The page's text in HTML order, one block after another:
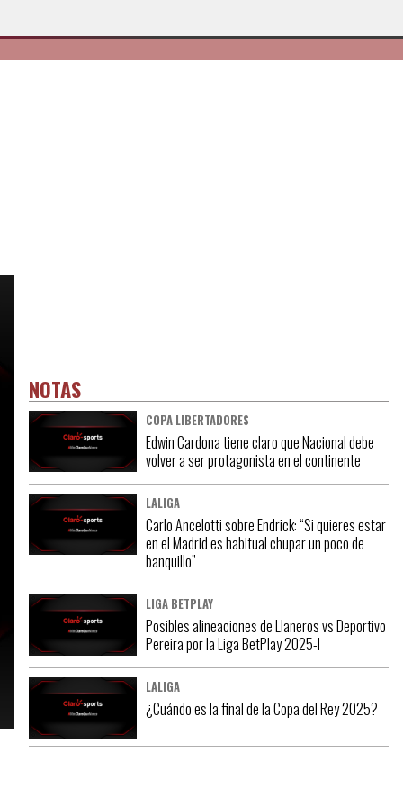
NOTAS
COPA LIBERTADORES
Edwin Cardona tiene claro que Nacional debe
volver a ser protagonista en el continente
LALIGA
Carlo Ancelotti sobre Endrick: “Si quieres estar
en el Madrid es habitual chupar un poco de
banquillo”
LIGA BETPLAY
Posibles alineaciones de Llaneros vs Deportivo
Pereira por la Liga BetPlay 2025-I
LALIGA
¿Cuándo es la final de la Copa del Rey 2025?